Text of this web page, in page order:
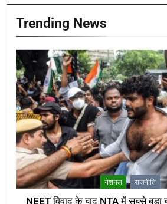
Trending News
नेशनल राजनीति
NEET विवाद के बाद NTA में सबसे बड़ा